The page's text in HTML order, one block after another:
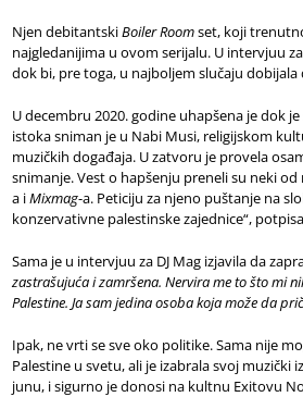
Njen debitantskiBoiler Roomset, koji
najgledanijima u ovom serijalu. U intervjuu za
dok bi, pre toga, u najboljem slučaju
U decembru 2020. godine uhapšena je dok
istoka sniman je u Nabi Musi, religijskom
muzičkih događaja. U zatvoru je provela
snimanje. Vest o hapšenju preneli su neki
a iMixmag-a. Peticiju za njeno puštanje na
konzervativne palestinske zajednice“,
Sama je u intervjuu za DJ Mag izjavila da
zastrašujuća i zamršena. Nervira me to što mi
Palestine. Ja sam jedina osoba koja može da
Ipak, ne vrti se sve oko politike. Sama nije
Palestine u svetu, ali je izabrala svoj muzički
junu, i sigurno je donosi na kultnu Exitovu